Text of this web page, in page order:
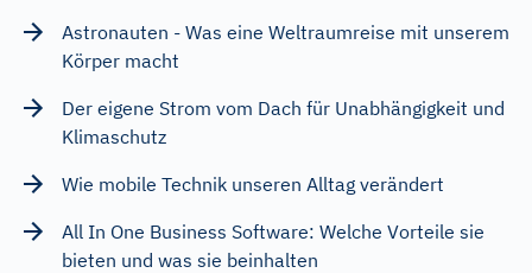
Astronauten - Was eine Weltraumreise mit unserem
Körper macht
Der eigene Strom vom Dach für Unabhängigkeit und
Klimaschutz
Wie mobile Technik unseren Alltag verändert
All In One Business Software: Welche Vorteile sie
bieten und was sie beinhalten